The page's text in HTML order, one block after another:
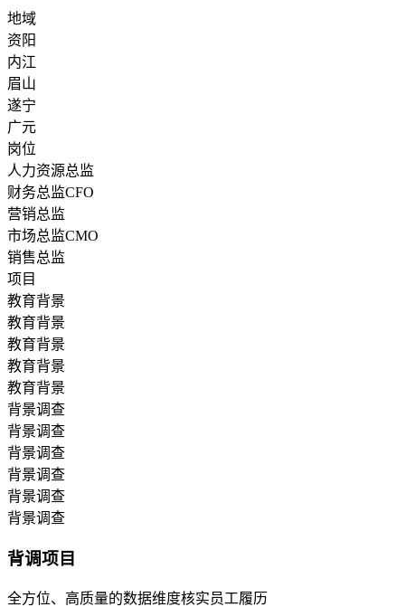
地域
资阳
内江
眉山
遂宁
广元
岗位
人力资源总监
财务总监CFO
营销总监
市场总监CMO
销售总监
项目
教育背景
教育背景
教育背景
教育背景
教育背景
背景调查
背景调查
背景调查
背景调查
背景调查
背景调查
背调项目
全方位、高质量的数据维度核实员工履历